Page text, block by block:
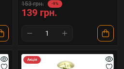
153 грн. -9%
139 грн.
Акція